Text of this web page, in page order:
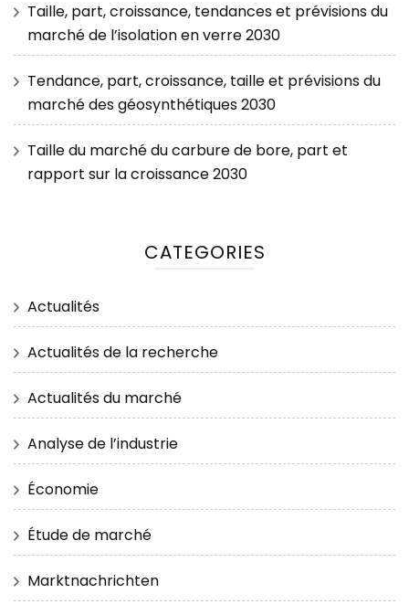
Taille, part, croissance, tendances et prévisions du
marché de l’isolation en verre 2030
Tendance, part, croissance, taille et prévisions du
marché des géosynthétiques 2030
Taille du marché du carbure de bore, part et
rapport sur la croissance 2030
CATEGORIES
Actualités
Actualités de la recherche
Actualités du marché
Analyse de l’industrie
Économie
Étude de marché
Marktnachrichten